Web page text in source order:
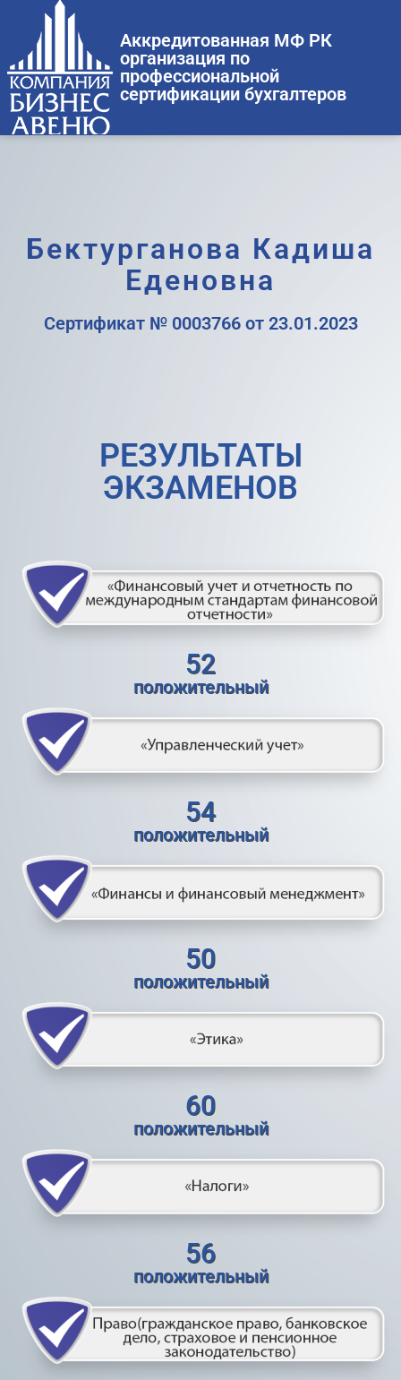
Аккредитованная МФ РК
организация по
профессиональной
сертификации бухгалтеров
Бектурганова Кадиша
Еденовна
Cертификат № 0003766 от 23.01.2023
РЕЗУЛЬТАТЫ
ЭКЗАМЕНОВ
52
положительный
54
положительный
50
положительный
60
положительный
56
положительный